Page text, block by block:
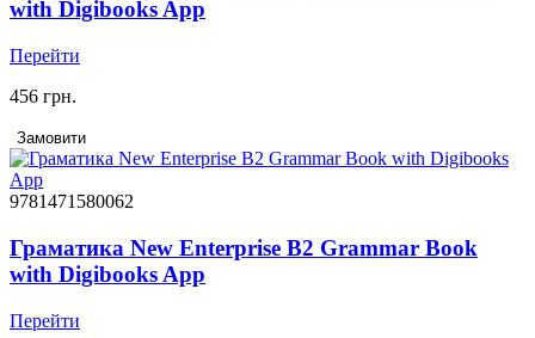
with Digibooks App
Перейти
456 грн.
Замовити
9781471580062
Граматика New Enterprise B2 Grammar Book
with Digibooks App
Перейти